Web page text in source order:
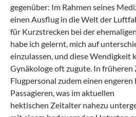
gegenüber: Im Rahmen seines
einen Ausflug in die Welt der
für Kurzstrecken bei der
habe ich gelernt, mich auf
einzulassen, und diese Wendigkeit
Gynäkologe oft zugute. In früheren
Flugpersonal zudem einen
Passagieren, was im aktuellen
hektischen Zeitalter nahezu